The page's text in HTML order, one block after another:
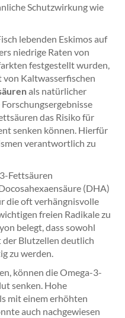
Schutzwirkung wie
lebenden Eskimos auf
niedrige Raten von
festgestellt wurden,
von Kaltwasserfischen
als natürlicher
das Risiko für
senken können. Hierfür
verantwortlich zu
Fettsäuren
(DHA)
die oft verhängnisvolle
freien Radikale zu
belegt, dass sowohl
der Blutzellen deutlich
zu werden.
können die Omega-3-
senken. Hohe
mit einem erhöhten
auch nachgewiesen